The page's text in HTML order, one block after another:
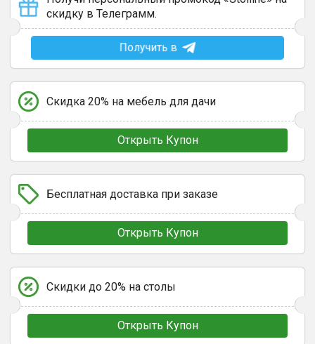
скидку в Телеграмм.
Получить в
Скидка 20% на мебель для дачи
Открыть Купон
Бесплатная доставка при заказе
Открыть Купон
Скидки до 20% на столы
Открыть Купон